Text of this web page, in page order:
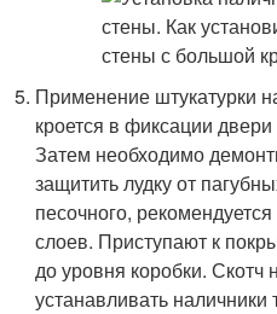
Применение штукатурки
кроется в фиксации
Затем необходимо
защитить лудку от
песочного,
слоев. Приступают к
до уровня коробки. Скотч
устанавливать наличники